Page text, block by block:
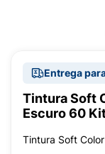
Entrega
Tintura Soft
Escuro 60
Tintura Soft